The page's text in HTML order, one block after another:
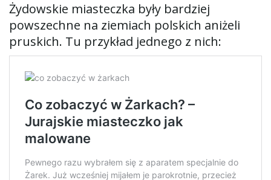
Żydowskie miasteczka były bardziej
powszechne na ziemiach polskich aniżeli
pruskich. Tu przykład jednego z nich: